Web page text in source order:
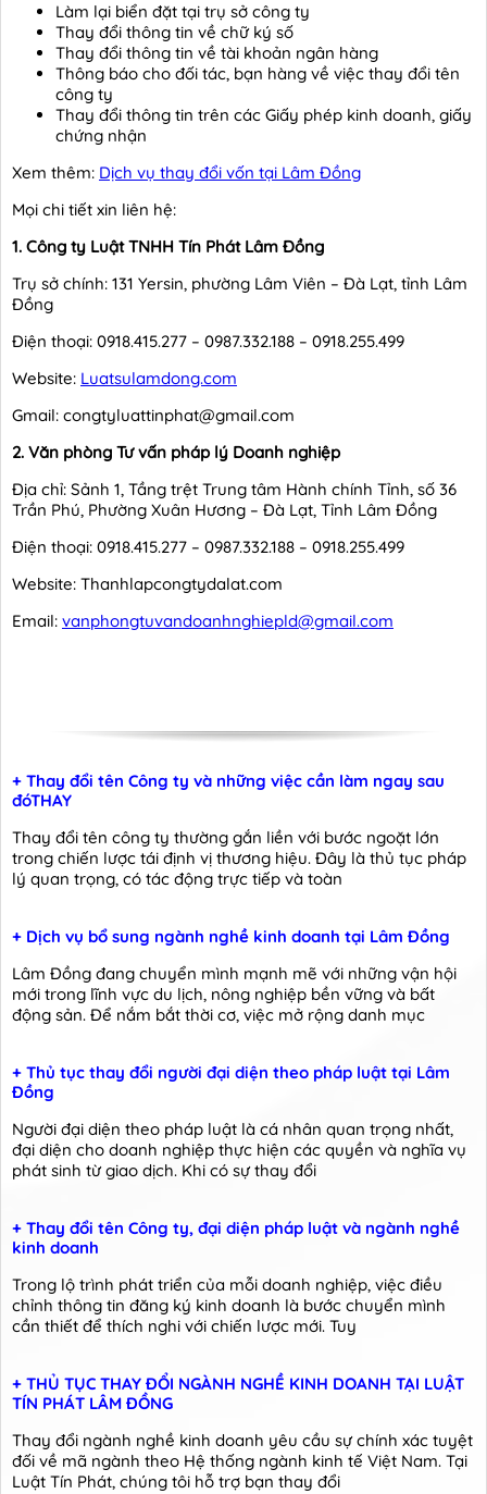
Làm lại biển đặt tại trụ sở công ty
Thay đổi thông tin về chữ ký số
Thay đổi thông tin về tài khoản ngân hàng
Thông báo cho đối tác, bạn hàng về việc thay đổi tên
công ty
Thay đổi thông tin trên các Giấy phép kinh doanh, giấy
chứng nhận
Xem thêm: Dịch vụ thay đổi vốn tại Lâm Đồng
Mọi chi tiết xin liên hệ:
1. Công ty Luật TNHH Tín Phát Lâm Đồng
Trụ sở chính: 131 Yersin, phường Lâm Viên – Đà Lạt, tỉnh Lâm
Đồng
Điện thoại: 0918.415.277 – 0987.332.188 – 0918.255.499
Website: Luatsulamdong.com
Gmail: congtyluattinphat@gmail.com
2. Văn phòng Tư vấn pháp lý Doanh nghiệp
Địa chỉ: Sảnh 1, Tầng trệt Trung tâm Hành chính Tỉnh, số 36
Trần Phú, Phường Xuân Hương – Đà Lạt, Tỉnh Lâm Đồng
Điện thoại: 0918.415.277 – 0987.332.188 – 0918.255.499
Website: Thanhlapcongtydalat.com
Email: vanphongtuvandoanhnghiepld@gmail.com
+ Thay đổi tên Công ty và những việc cần làm ngay sau
đóTHAY
Thay đổi tên công ty thường gắn liền với bước ngoặt lớn
trong chiến lược tái định vị thương hiệu. Đây là thủ tục pháp
lý quan trọng, có tác động trực tiếp và toàn
+ Dịch vụ bổ sung ngành nghề kinh doanh tại Lâm Đồng
Lâm Đồng đang chuyển mình mạnh mẽ với những vận hội
mới trong lĩnh vực du lịch, nông nghiệp bền vững và bất
động sản. Để nắm bắt thời cơ, việc mở rộng danh mục
+ Thủ tục thay đổi người đại diện theo pháp luật tại Lâm
Đồng
Người đại diện theo pháp luật là cá nhân quan trọng nhất,
đại diện cho doanh nghiệp thực hiện các quyền và nghĩa vụ
phát sinh từ giao dịch. Khi có sự thay đổi
+ Thay đổi tên Công ty, đại diện pháp luật và ngành nghề
kinh doanh
Trong lộ trình phát triển của mỗi doanh nghiệp, việc điều
chỉnh thông tin đăng ký kinh doanh là bước chuyển mình
cần thiết để thích nghi với chiến lược mới. Tuy
+ THỦ TỤC THAY ĐỔI NGÀNH NGHỀ KINH DOANH TẠI LUẬT
TÍN PHÁT LÂM ĐỒNG
Thay đổi ngành nghề kinh doanh yêu cầu sự chính xác tuyệt
đối về mã ngành theo Hệ thống ngành kinh tế Việt Nam. Tại
Luật Tín Phát, chúng tôi hỗ trợ bạn thay đổi